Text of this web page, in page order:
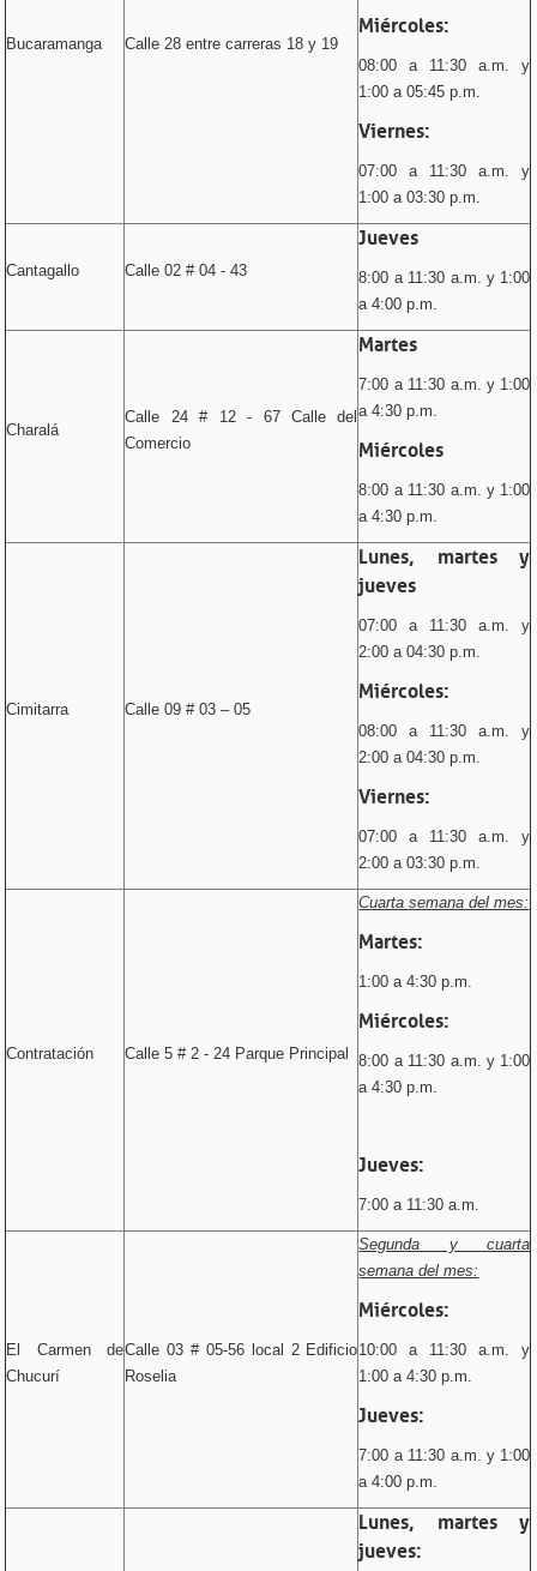
Bucaramanga Calle 28 entre carreras 18 y 19
Miércoles:
08:00 a 11:30 a.m. y
1:00 a 05:45 p.m.
Viernes:
07:00 a 11:30 a.m. y
1:00 a 03:30 p.m.
Cantagallo Calle 02 # 04 - 43
Jueves
8:00 a 11:30 a.m. y 1:00
a 4:00 p.m.
Charalá
Calle 24 # 12 - 67 Calle del
Comercio
Martes
7:00 a 11:30 a.m. y 1:00
a 4:30 p.m.
Miércoles
8:00 a 11:30 a.m. y 1:00
a 4:30 p.m.
Cimitarra Calle 09 # 03 – 05
Lunes, martes y
jueves
07:00 a 11:30 a.m. y
2:00 a 04:30 p.m.
Miércoles:
08:00 a 11:30 a.m. y
2:00 a 04:30 p.m.
Viernes:
07:00 a 11:30 a.m. y
2:00 a 03:30 p.m.
Contratación Calle 5 # 2 - 24 Parque Principal
Cuarta semana del mes:
Martes:
1:00 a 4:30 p.m.
Miércoles:
8:00 a 11:30 a.m. y 1:00
a 4:30 p.m.
Jueves:
7:00 a 11:30 a.m.
El Carmen de
Chucurí
Calle 03 # 05-56 local 2 Edificio
Roselia
Segunda y cuarta
semana del mes:
Miércoles:
10:00 a 11:30 a.m. y
1:00 a 4:30 p.m.
Jueves:
7:00 a 11:30 a.m. y 1:00
a 4:00 p.m.
Lunes, martes y
jueves: